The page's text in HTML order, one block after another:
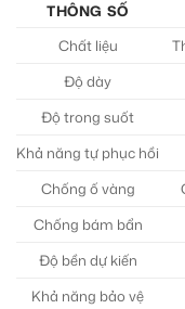
THÔNG SỐ
Chất liệu
Độ dày
Độ trong suốt
Khả năng tự phục hồi
Chống ố vàng
Chống bám bẩn
Độ bền dự kiến
Khả năng bảo vệ